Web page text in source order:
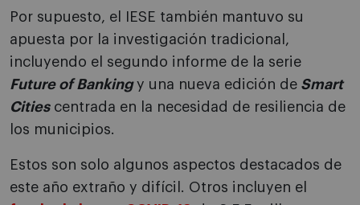
Por supuesto, el IESE también mantuvo su
apuesta por la investigación tradicional,
incluyendo el segundo informe de la serie
Future of Bankingy una nueva edición de Smart
Citiescentrada en la necesidad de resiliencia de
los municipios.
Estos son solo algunos aspectos destacados de
este año extraño y difícil. Otros incluyen el